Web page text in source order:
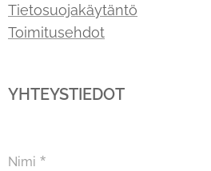
Tietosuojakäytäntö
Toimitusehdot
YHTEYSTIEDOT
Nimi